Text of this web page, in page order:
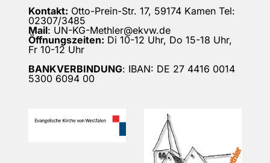
Kontakt: Otto-Prein-Str. 17, 59174 Kamen Tel:
02307/3485
Mail: UN-KG-Methler@ekvw.de
Öffnungszeiten: Di 10-12 Uhr, Do 15-18 Uhr,
Fr 10-12 Uhr
BANKVERBINDUNG: IBAN: DE 27 4416 0014
5300 6094 00